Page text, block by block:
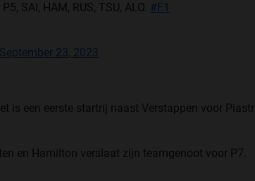
SAI, HAM, RUS, TSU, ALO. #F1
September 23, 2023
is een eerste startrij naast Verstappen voor Piastri.
en Hamilton verslaat zijn teamgenoot voor P7.